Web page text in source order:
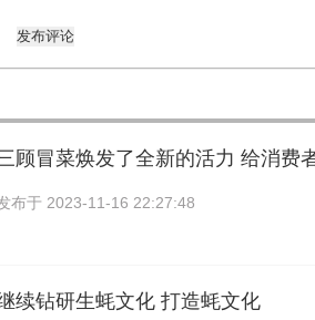
发布评论
顾冒菜焕发了全新的活力 给消费
布于 2023-11-16 22:27:48
续钻研生蚝文化 打造蚝文化